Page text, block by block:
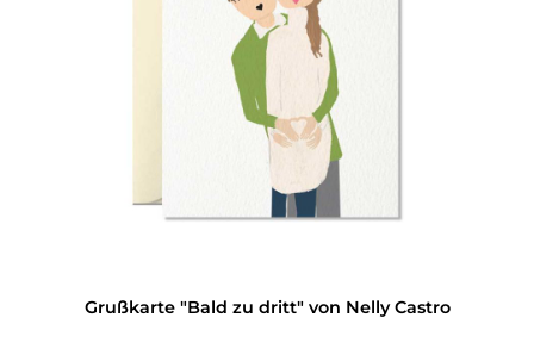
Grußkarte "Bald zu dritt" von Nelly Castro